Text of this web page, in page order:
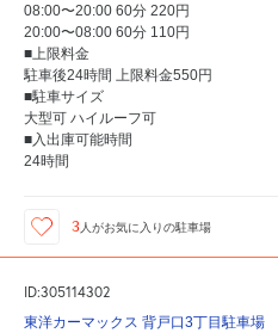
08:00〜20:00 60分 220円
20:00〜08:00 60分 110円
■上限料金
駐車後24時間 上限料金550円
■駐車サイズ
大型可 ハイルーフ可
■入出庫可能時間
24時間
3人がお気に入りの駐車場
ID:305114302
東洋カーマックス 背戸口3丁目駐車場